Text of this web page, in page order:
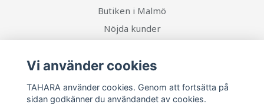
Butiken i Malmö
Nöjda kunder
Frågor och svar
Boka henna tatuering
Vi använder cookies
TAHARA använder cookies. Genom att fortsätta på
sidan godkänner du användandet av cookies.